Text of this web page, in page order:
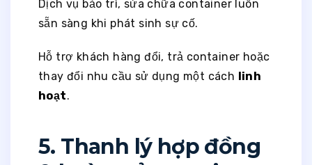
Dịch vụ bảo trì, sửa chữa container luôn
sẵn sàng khi phát sinh sự cố.
Hỗ trợ khách hàng đổi, trả container hoặc
thay đổi nhu cầu sử dụng một cách
linh
hoạt.
5. Thanh lý hợp đồng